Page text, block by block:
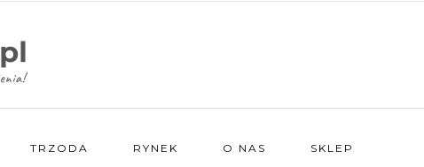
TRZODA RYNEK O NAS SKLEP